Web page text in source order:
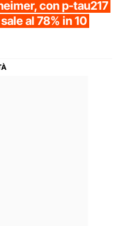
con p-tau217
al 78% in 10